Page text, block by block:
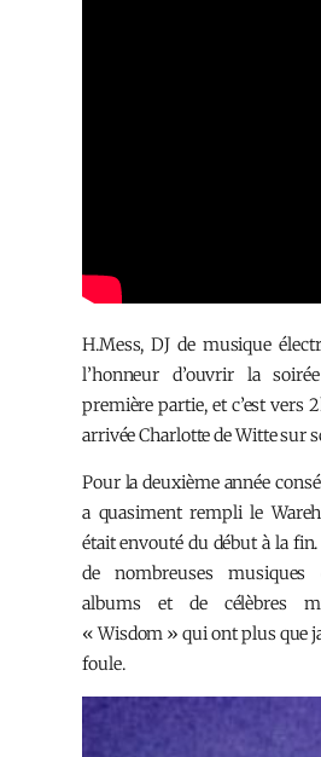
H.Mess, DJ de musique
l’honneur d’ouvrir la
première partie, et c’est vers
arrivée Charlotte de Witte sur
Pour la deuxième année
a quasiment rempli le
était envouté du début à la
de nombreuses musiques
albums et de célèbres
« Wisdom » qui ont plus que
foule.